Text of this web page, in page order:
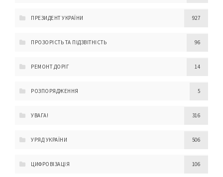
ПРЕЗИДЕНТ УКРАЇНИ 927
ПРОЗОРІСТЬ ТА ПІДЗВІТНІСТЬ 96
РЕМОНТ ДОРІГ 14
РОЗПОРЯДЖЕННЯ 5
УВАГА! 316
УРЯД УКРАЇНИ 506
ЦИФРОВІЗАЦІЯ 106